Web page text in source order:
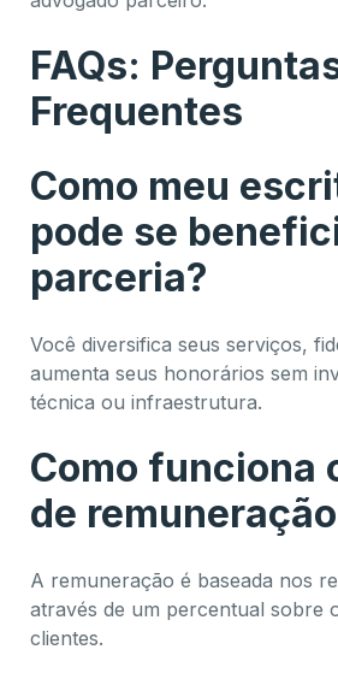
FAQs:
Frequentes
Como meu
pode se
parceria?
Você diversifica seus serviços,
aumenta seus honorários sem
técnica ou infraestrutura.
Como funciona
de
A remuneração é baseada nos
através de um percentual sobre
clientes.